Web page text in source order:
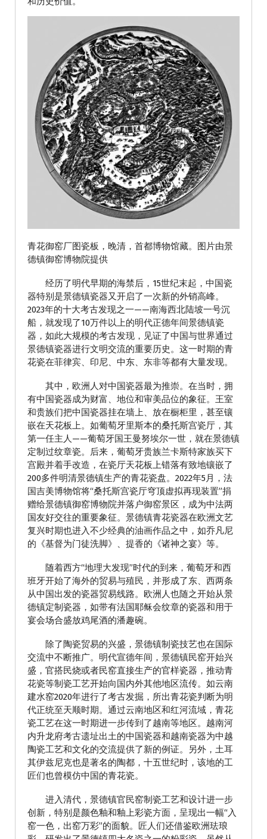
青花御窑厂图瓷板，晚清，首都博物馆藏。图片由景
德镇御窑博物院提供
经历了明代早期的海禁后，15世纪末起，中国瓷
器特别是景德镇瓷器又开启了一次新的外销高峰。
2023年的十大考古发现之一——南海西北陆坡一号沉
船，就发现了10万件以上的明代正德年间景德镇瓷
器，如此大规模的考古发现，见证了中国与世界通过
景德镇瓷器进行文明交流的重要历史。这一时期的青
花瓷在菲律宾、印尼、中东、东非等都有大量发现。
其中，欧洲人对中国瓷器最为推崇。在当时，拥
有中国瓷器成为财富、地位和审美品位的象征。王室
和贵族们把中国瓷器挂在墙上、放在橱柜里，甚至镶
嵌在天花板上。如葡萄牙里斯本的桑托斯宫瓷厅，其
第一任主人——葡萄牙国王曼努埃尔一世，就在景德镇
定制过纹章瓷。后来，葡萄牙贵族兰卡斯特家族买下
宫殿并着手改造，在瓷厅天花板上错落有致地镶嵌了
200多件明清景德镇生产的青花瓷盘。2022年5月，法
国吉美博物馆将“桑托斯宫瓷厅穹顶虚拟再现装置”捐
赠给景德镇御窑博物院并落户御窑景区，成为中法两
国友好交往的重要象征。景德镇青花瓷器在欧洲文艺
复兴时期也进入不少经典的油画作品之中，如乔凡尼
的《基督为门徒洗脚》、提香的《诸神之宴》等。
随着西方“地理大发现”时代的到来，葡萄牙和西
班牙开始了海外的贸易与殖民，并形成了东、西两条
从中国出发的瓷器贸易线路。欧洲人也随之开始从景
德镇定制瓷器，如带有法国耶稣会纹章的瓷器和用于
宴会场合盛放鸡尾酒的潘趣碗。
除了陶瓷贸易的兴盛，景德镇制瓷技艺也在国际
交流中不断推广。明代宣德年间，景德镇民窑开始兴
盛，官搭民烧或者民窑直接生产的官样瓷器，推动青
花瓷等制瓷工艺开始向国内外其他地区流传。如云南
建水窑2020年进行了考古发掘，所出青花瓷判断为明
代正统至天顺时期。通过云南地区和红河流域，青花
瓷工艺在这一时期进一步传到了越南等地区。越南河
内升龙府考古遗址出土的中国瓷器和越南瓷器为中越
陶瓷工艺和文化的交流提供了新的例证。另外，土耳
其伊兹尼克也是著名的陶都，十五世纪时，该地的工
匠们也曾模仿中国的青花瓷。
进入清代，景德镇官民窑制瓷工艺和设计进一步
创新，特别是颜色釉和釉上彩瓷方面，呈现出一幅“入
窑一色，出窑万彩”的面貌。匠人们还借鉴欧洲珐琅